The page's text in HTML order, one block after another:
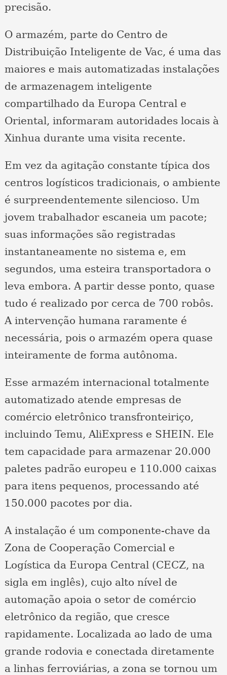
precisão.
O armazém, parte do Centro de
Distribuição Inteligente de Vac, é uma das
maiores e mais automatizadas instalações
de armazenagem inteligente
compartilhado da Europa Central e
Oriental, informaram autoridades locais à
Xinhua durante uma visita recente.
Em vez da agitação constante típica dos
centros logísticos tradicionais, o ambiente
é surpreendentemente silencioso. Um
jovem trabalhador escaneia um pacote;
suas informações são registradas
instantaneamente no sistema e, em
segundos, uma esteira transportadora o
leva embora. A partir desse ponto, quase
tudo é realizado por cerca de 700 robôs.
A intervenção humana raramente é
necessária, pois o armazém opera quase
inteiramente de forma autônoma.
Esse armazém internacional totalmente
automatizado atende empresas de
comércio eletrônico transfronteiriço,
incluindo Temu, AliExpress e SHEIN. Ele
tem capacidade para armazenar 20.000
paletes padrão europeu e 110.000 caixas
para itens pequenos, processando até
150.000 pacotes por dia.
A instalação é um componente-chave da
Zona de Cooperação Comercial e
Logística da Europa Central (CECZ, na
sigla em inglês), cujo alto nível de
automação apoia o setor de comércio
eletrônico da região, que cresce
rapidamente. Localizada ao lado de uma
grande rodovia e conectada diretamente
a linhas ferroviárias, a zona se tornou um